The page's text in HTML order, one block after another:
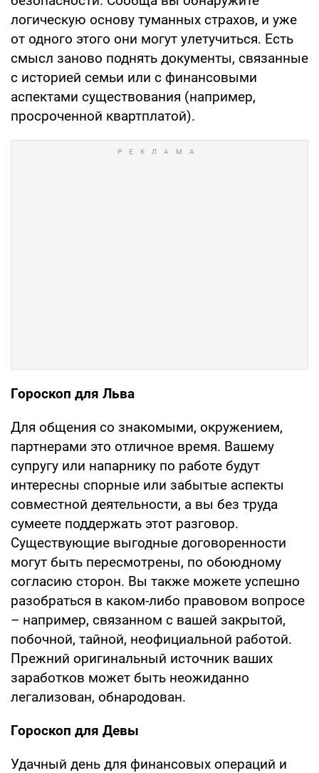
логическую основу туманных страхов, и уже
от одного этого они могут улетучиться. Есть
смысл заново поднять документы, связанные
с историей семьи или с финансовыми
аспектами существования (например,
просроченной квартплатой).
Гороскоп для Льва
Для общения со знакомыми, окружением,
партнерами это отличное время. Вашему
супругу или напарнику по работе будут
интересны спорные или забытые аспекты
совместной деятельности, а вы без труда
сумеете поддержать этот разговор.
Существующие выгодные договоренности
могут быть пересмотрены, по обоюдному
согласию сторон. Вы также можете успешно
разобраться в каком-либо правовом вопросе
– например, связанном с вашей закрытой,
побочной, тайной, неофициальной работой.
Прежний оригинальный источник ваших
заработков может быть неожиданно
легализован, обнародован.
Гороскоп для Девы
Удачный день для финансовых операций и